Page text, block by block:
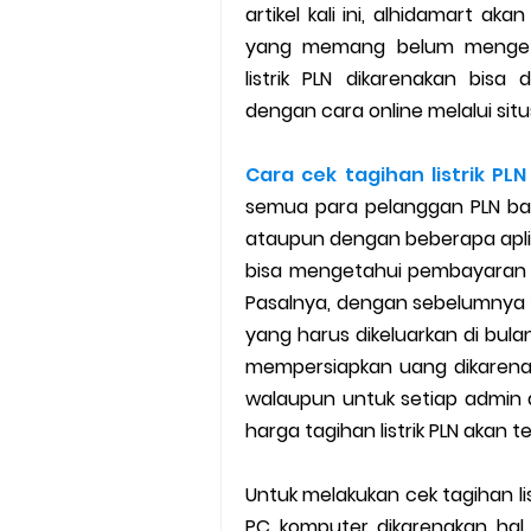
Cara Mudah Melihat Nomor
7 Cara Mudah Top Up Grab
Penyebab dan Cara
Cara Menghitung
Cara Menggunakan Paket
5 Cara Top Up InDriver
5 Biaya Potongan Shopee
artikel kali ini, alhidamart
yang memang belum
listrik PLN dikarenakan bisa
dengan cara online melalui
Cara cek tagihan listrik
semua para pelanggan PLN
ataupun dengan beberapa
bisa mengetahui
Pasalnya, dengan
yang harus dikeluarkan di
mempersiapkan uang
walaupun untuk setiap
harga tagihan listrik PLN akan
Untuk melakukan cek tagihan